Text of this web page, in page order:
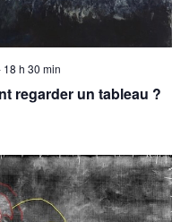
18 h 30 min
regarder un tableau ?